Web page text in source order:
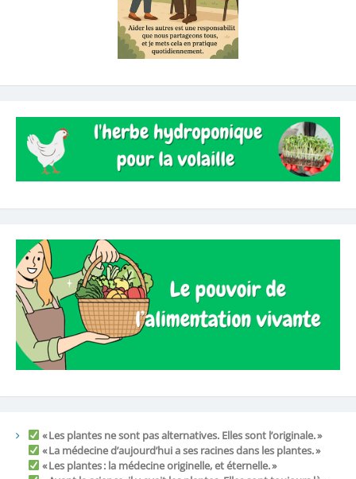
« Les plantes ne sont pas alternatives. Elles sont l’originale. »
« La médecine d’aujourd’hui a ses racines dans les plantes. »
« Les plantes : la médecine originelle, et éternelle. »